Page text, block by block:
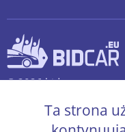
© 2026 bidcar.eu
Ta strona